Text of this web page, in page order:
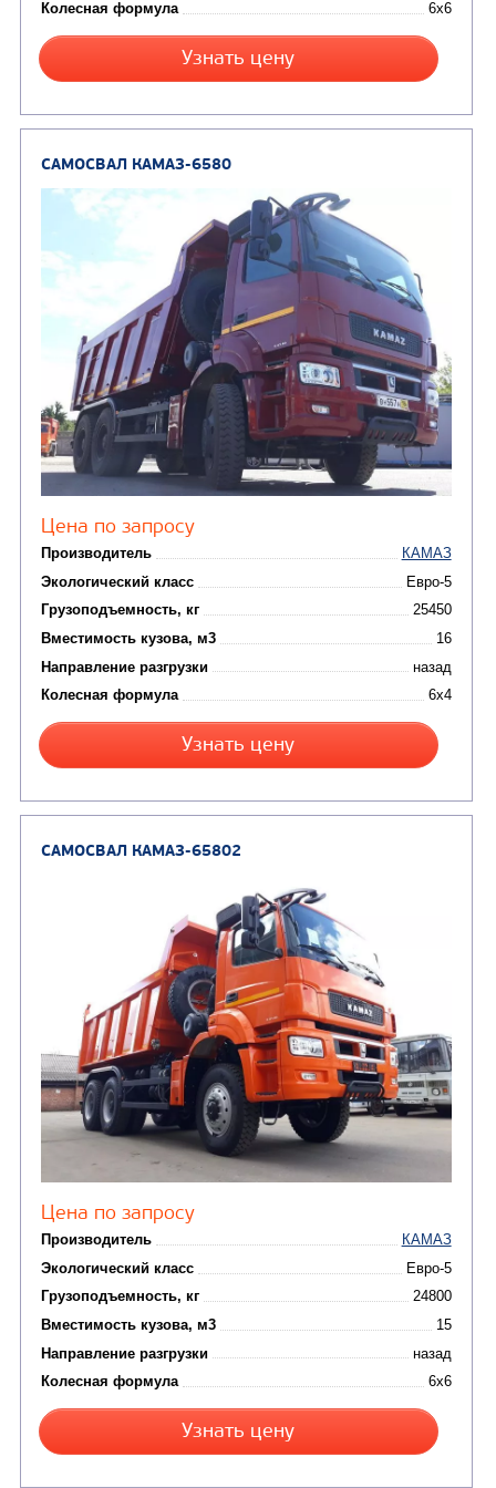
Грузоподъемность, кг
Вместимость кузова, м3
Направление разгрузки
Узнать цену
САМОСВАЛ КАМАЗ-65222
Экологический класс
Грузоподъемность, кг
Вместимость кузова, м3
Направление разгрузки
Колесная формула
Узнать цену